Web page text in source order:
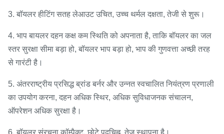
3. बॉयलर हीटिंग सतह लेआउट उचित, उच्च थर्मल दक्षता, तेजी से शुरू।
4. भाप बायलर दहन कक्ष कम स्थिति को अपनाता है, ताकि बॉयलर का जल
स्तर सुरक्षा सीमा बड़ा हो, बॉयलर भाप बड़ा हो, भाप की गुणवत्ता अच्छी तरह
से गारंटी है।
5. अंतरराष्ट्रीय प्रसिद्ध ब्रांड बर्नर और उन्नत स्वचालित नियंत्रण प्रणाली
का उपयोग करना, दहन अधिक स्थिर, अधिक सुविधाजनक संचालन,
ऑपरेशन अधिक सुरक्षा है।
6. बॉयलर संरचना कॉम्पैक्ट, छोटे पदचिह्न, तेज स्थापना है।